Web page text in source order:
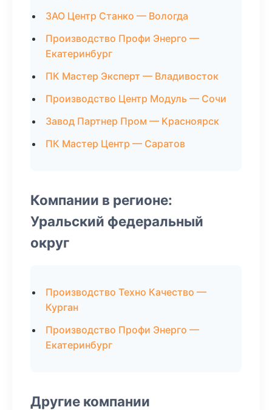
ЗАО Центр Станко — Вологда
Производство Профи Энерго —
Екатеринбург
ПК Мастер Эксперт — Владивосток
Производство Центр Модуль — Сочи
Завод Партнер Пром — Красноярск
ПК Мастер Центр — Саратов
Компании в регионе:
Уральский федеральный
округ
Производство Техно Качество —
Курган
Производство Профи Энерго —
Екатеринбург
Другие компании